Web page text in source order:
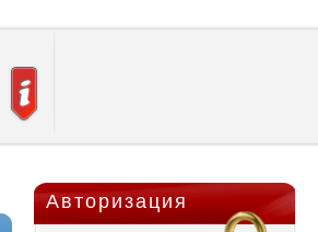
Авторизация